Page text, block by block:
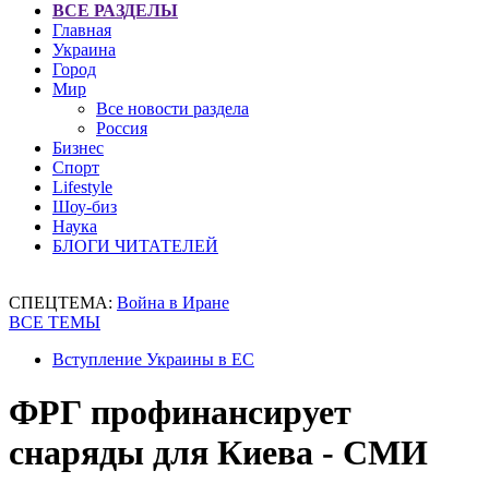
ВСЕ РАЗДЕЛЫ
Главная
Украина
Город
Мир
Все новости раздела
Россия
Бизнес
Спорт
Lifestyle
Шоу-биз
Наука
БЛОГИ ЧИТАТЕЛЕЙ
СПЕЦТЕМА: Война в Иране
ВСЕ ТЕМЫ
Вступление Украины в ЕС
ФРГ профинансирует
снаряды для Киева - СМИ